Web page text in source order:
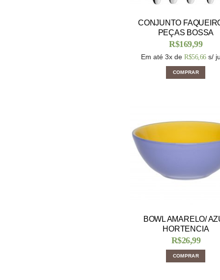
CONJUNTO
PEÇAS BOSSA
R$169,99
Em até 3x de R$56,66 s/
COMPRAR
BOWL AMARELO/
HORTENCIA
R$26,99
COMPRAR